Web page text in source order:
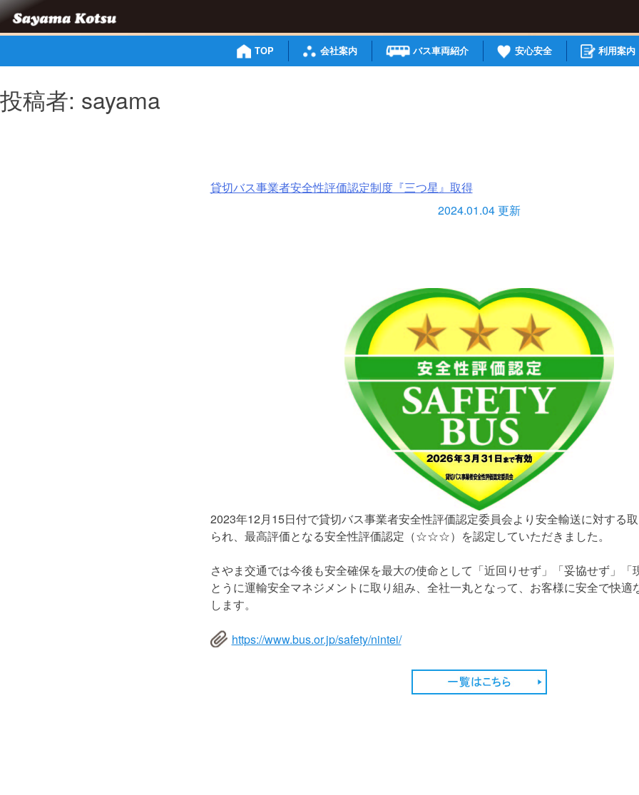
Skip
TOP 会社案内 バス車両紹介 安心安全 利用案内
投稿者: sayama
貸切バス事業者安全性評価認定制度『三つ星』取得
2024.01.04 更新
2023年12月15日付で貸切バス事業者安全性評価認定委員会より安全輸送に対する
られ、最高評価となる安全性評価認定（☆☆☆）を認定していただきました。
さやま交通では今後も安全確保を最大の使命として「近回りせず」「妥協せず」「
とうに運輸安全マネジメントに取り組み、全社一丸となって、お客様に安全で快適
します。
https://www.bus.or.jp/safety/nintei/